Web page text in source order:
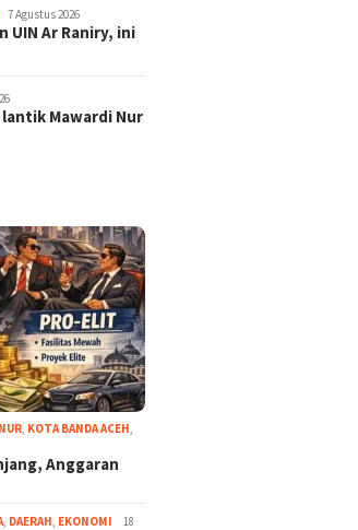
7 Agustus 2026
UIN Ar Raniry, ini
lantik Mawardi Nur
KOTA BANDA ACEH
Anggaran
DAERAH EKONOMI
18